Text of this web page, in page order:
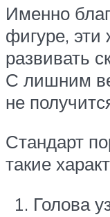
Именно
фигуре,
развивать
С лишним
не
Стандарт
такие
Голова